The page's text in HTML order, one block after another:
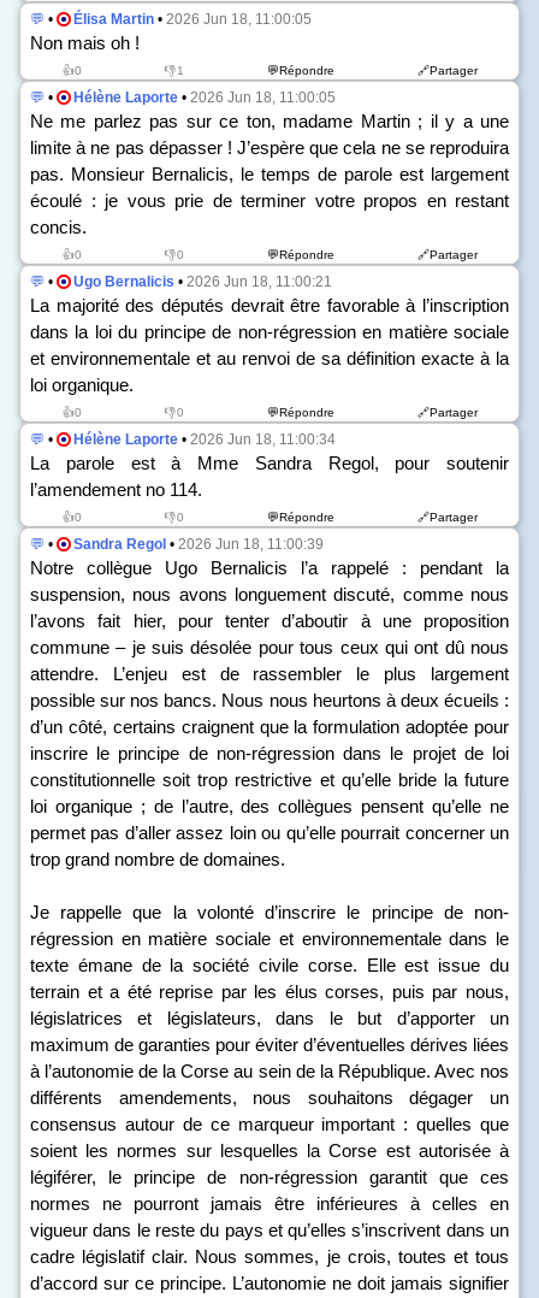
💬 • Élisa Martin • 2026 Jun 18, 11:00:05
Non mais oh !
👍0 👎1 💬Répondre 🔗Partager
💬 • Hélène Laporte • 2026 Jun 18, 11:00:05
Ne me parlez pas sur ce ton, madame Martin ; il y a une
limite à ne pas dépasser ! J’espère que cela ne se reproduira
pas. Monsieur Bernalicis, le temps de parole est largement
écoulé : je vous prie de terminer votre propos en restant
concis.
👍0 👎0 💬Répondre 🔗Partager
💬 • Ugo Bernalicis • 2026 Jun 18, 11:00:21
La majorité des députés devrait être favorable à l’inscription
dans la loi du principe de non-régression en matière sociale
et environnementale et au renvoi de sa définition exacte à la
loi organique.
👍0 👎0 💬Répondre 🔗Partager
💬 • Hélène Laporte • 2026 Jun 18, 11:00:34
La parole est à Mme Sandra Regol, pour soutenir
l’amendement no 114.
👍0 👎0 💬Répondre 🔗Partager
💬 • Sandra Regol • 2026 Jun 18, 11:00:39
Notre collègue Ugo Bernalicis l’a rappelé : pendant la
suspension, nous avons longuement discuté, comme nous
l’avons fait hier, pour tenter d’aboutir à une proposition
commune – je suis désolée pour tous ceux qui ont dû nous
attendre. L’enjeu est de rassembler le plus largement
possible sur nos bancs. Nous nous heurtons à deux écueils :
d’un côté, certains craignent que la formulation adoptée pour
inscrire le principe de non-régression dans le projet de loi
constitutionnelle soit trop restrictive et qu’elle bride la future
loi organique ; de l’autre, des collègues pensent qu’elle ne
permet pas d’aller assez loin ou qu’elle pourrait concerner un
trop grand nombre de domaines.
Je rappelle que la volonté d’inscrire le principe de non-
régression en matière sociale et environnementale dans le
texte émane de la société civile corse. Elle est issue du
terrain et a été reprise par les élus corses, puis par nous,
législatrices et législateurs, dans le but d’apporter un
maximum de garanties pour éviter d’éventuelles dérives liées
à l’autonomie de la Corse au sein de la République. Avec nos
différents amendements, nous souhaitons dégager un
consensus autour de ce marqueur important : quelles que
soient les normes sur lesquelles la Corse est autorisée à
légiférer, le principe de non-régression garantit que ces
normes ne pourront jamais être inférieures à celles en
vigueur dans le reste du pays et qu’elles s’inscrivent dans un
cadre législatif clair. Nous sommes, je crois, toutes et tous
d’accord sur ce principe. L’autonomie ne doit jamais signifier